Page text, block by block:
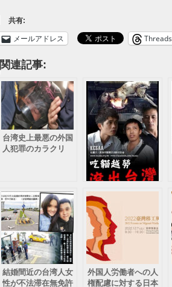
共有:
メールアドレス Threads
関連記事:
台湾史上最悪の外国
人犯罪のカラクリ
ベトナム人労働者の
故郷の味
結婚間近の台湾人女
性が不法滞在無免許
外国人労働者への人
権配慮に対する日本